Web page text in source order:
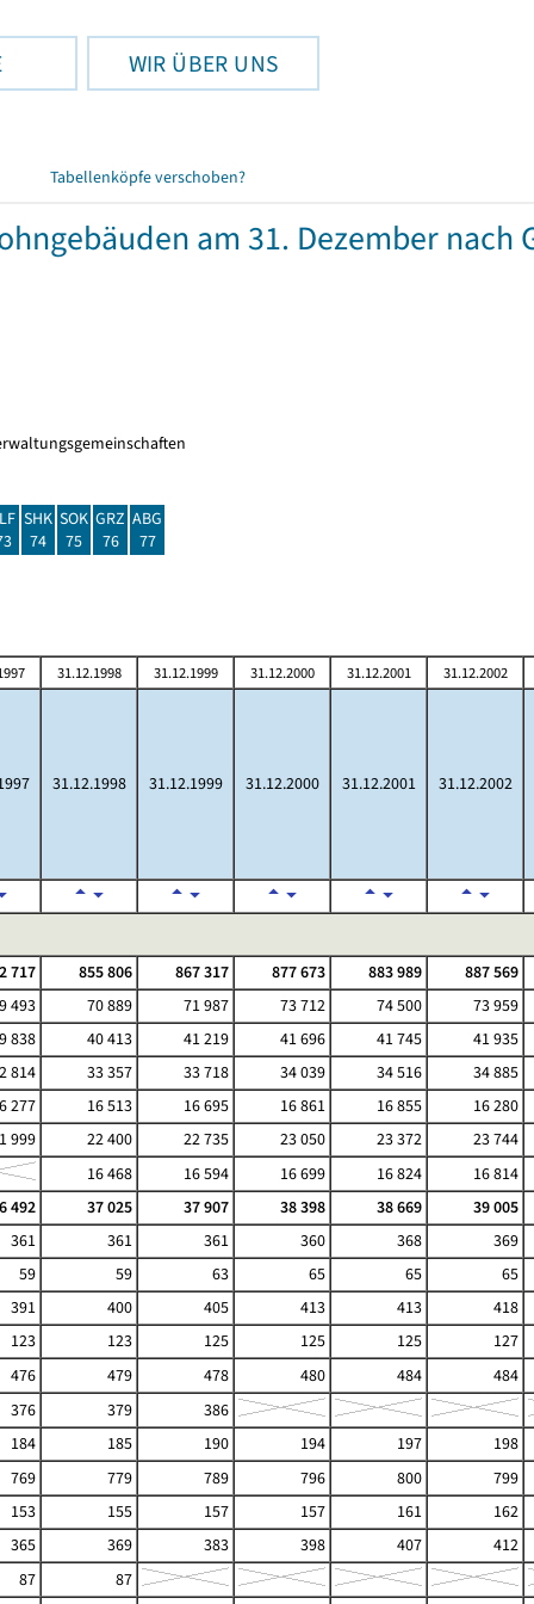
WIR ÜBER UNS
Tabellenköpfe verschoben?
am 31. Dezember
SHK
74
SOK
75
GRZ
76
ABG
77
31.12.1998 31.12.1999 31.12.2000 31.12.2001 31.12.2002
31.12.1998 31.12.1999 31.12.2000 31.12.2001 31.12.2002
717 855 806 867 317 877 673 883 989
887 569
493
70 889 71 987 73 712 74 500
73 959
838
40 413 41 219 41 696 41 745
41 935
814
33 357 33 718 34 039 34 516
34 885
277
16 513 16 695 16 861 16 855
16 280
999
22 400 22 735 23 050 23 372
23 744
16 468
16 594 16 699 16 824
16 814
492
37 025 37 907 38 398 38 669
39 005
361
361 361 360 368
369
59
59 63 65 65
65
391
400 405 413 413
418
123
123 125 125 125
127
476
479 478 480 484
484
376
379
386
184
185 190 194 197
198
769
779 789 796 800
799
153
155 157 157 161
162
365
369 383 398 407
412
87
87